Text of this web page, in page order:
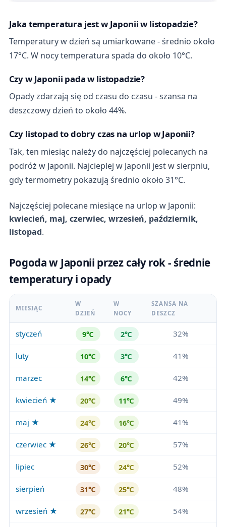
Jaka temperatura jest w Japonii w listopadzie?
Temperatury w dzień są umiarkowane - średnio około
17°C. W nocy temperatura spada do około 10°C.
Czy w Japonii pada w listopadzie?
Opady zdarzają się od czasu do czasu - szansa na
deszczowy dzień to około 44%.
Czy listopad to dobry czas na urlop w Japonii?
Tak, ten miesiąc należy do najczęściej polecanych na
podróż w Japonii. Najcieplej w Japonii jest w sierpniu,
gdy termometry pokazują średnio około 31°C.
Najczęściej polecane miesiące na urlop w Japonii:
kwiecień, maj, czerwiec, wrzesień, październik,
listopad.
Pogoda w Japonii przez cały rok - średnie
temperatury i opady
MIESIĄC
W
DZIEŃ
W
NOCY
SZANSA NA
DESZCZ
styczeń 9℃ 2℃ 32%
luty 10℃ 3℃ 41%
marzec 14℃ 6℃ 42%
kwiecień ★ 20℃ 11℃ 49%
maj ★ 24℃ 16℃ 41%
czerwiec ★ 26℃ 20℃ 57%
lipiec 30℃ 24℃ 52%
sierpień 31℃ 25℃ 48%
wrzesień ★ 27℃ 21℃ 54%